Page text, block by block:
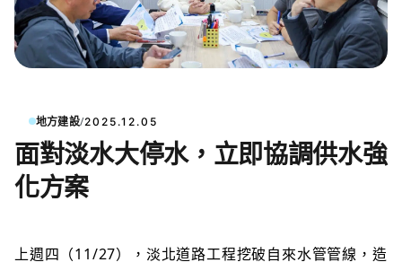
地方建設/2025.12.05
面對淡水大停水，立即協調供水強
化方案
上週四（11/27），淡北道路工程挖破自來水管管線，造